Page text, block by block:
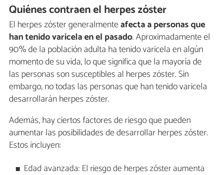
Quiénes contraen el herpes zóster
El herpes zóster generalmenteafecta a personas que
han tenido varicela en el pasado. Aproximadamente el
90% de la población adulta ha tenido varicela en algún
momento de su vida, lo que significa que la mayoría de
las personas son susceptibles al herpes zóster. Sin
embargo, no todas las personas que han tenido varicela
desarrollarán herpes zóster.
Además, hay ciertos factores de riesgo que pueden
aumentar las posibilidades de desarrollar herpes zóster.
Estos incluyen:
Edad avanzada: El riesgo de herpes zóster aumenta